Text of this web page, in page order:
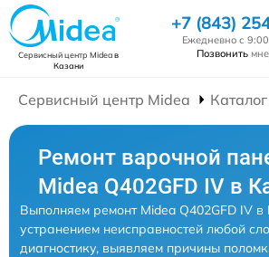
Сервисный центр Mideaв
Казани
+7 (843)
Ежедневно с
Позвонить
Сервисный центр Midea
Ремонт варочной
Midea Q402GFD IV в
Выполняем ремонт Midea Q402GFD IV в
устранением неисправностей любой
диагностику, выявляем причины